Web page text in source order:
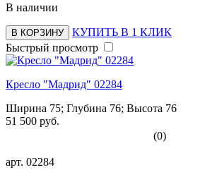
В наличии
В КОРЗИНУ
КУПИТЬ В 1 КЛИК
Быстрый просмотр
Кресло "Мадрид" 02284
Ширина 75; Глубина 76; Высота 76
51 500 руб.
(0)
арт. 02284